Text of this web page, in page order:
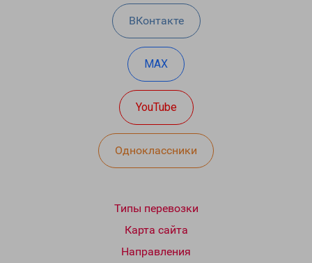
ВКонтакте
MAX
YouTube
Одноклассники
Типы перевозки
Карта сайта
Направления